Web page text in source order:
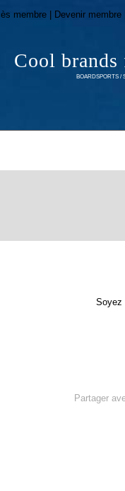
Cool brands
BOARDSPORTS /
membre | Devenir membre |
Soyez
Partager